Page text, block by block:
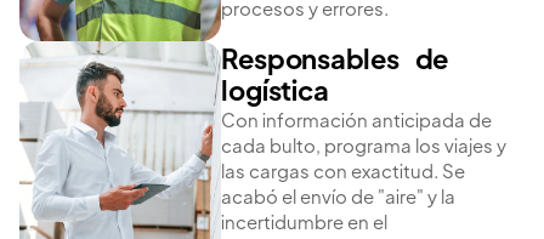
procesos y errores.
Responsables de
logística
Con información anticipada de
cada bulto, programa los viajes y
las cargas con exactitud. Se
acabó el envío de "aire" y la
incertidumbre en el